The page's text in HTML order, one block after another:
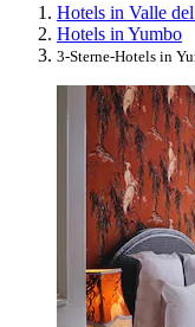
Hotels in Valle
Hotels in Yumbo
3-Sterne-Hotels in